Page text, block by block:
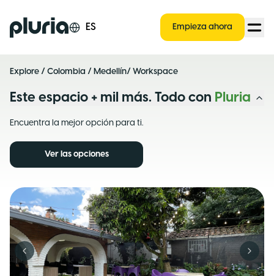
Logo Pluria ES Empieza ahora
Explore / Colombia / Medellín/ Workspace
Este espacio + mil más. Todo con Pluria
Encuentra la mejor opción para ti.
Ver las opciones
Previous slide Next